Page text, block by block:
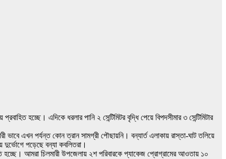
হচ্ছে। এদিকে ধরলার পানি ২ সেন্টিমিটর বৃদ্ধি পেয়ে বিপদসীমার ৩ সেন্টিমিটার
ভাবে এখন পর্যন্ত কোন ত্রান সামগ্রী পৌছায়নি। বন্যার্ত এলাকায় রাস্তা-ঘাট তলিয়ে
দুর্ভোগে পড়েছে বন্যা কবলিতরা।
হচ্ছে। আমরা চিলমারী উপজেলায় ২শ পরিবারকে প্যাকেজ প্রোগ্রামের আওতায় ১০